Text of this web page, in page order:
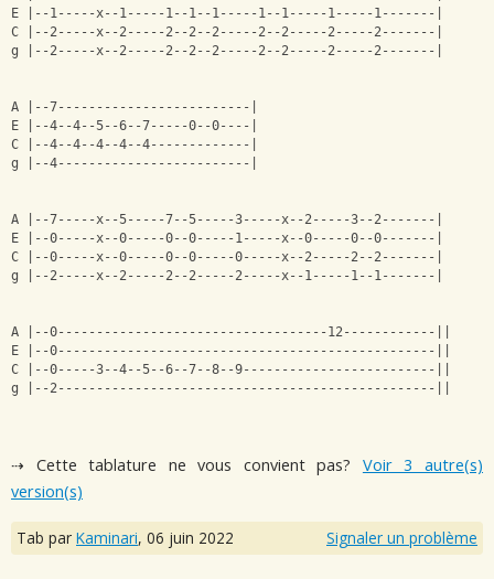
E |--1-----x--1-----1--1--1-----1--1-----1-----1-------|
C |--2-----x--2-----2--2--2-----2--2-----2-----2-------|
g |--2-----x--2-----2--2--2-----2--2-----2-----2-------|
A |--7-------------------------|
E |--4--4--5--6--7-----0--0----|
C |--4--4--4--4--4-------------|
g |--4-------------------------|
A |--7-----x--5-----7--5-----3-----x--2-----3--2-------|
E |--0-----x--0-----0--0-----1-----x--0-----0--0-------|
C |--0-----x--0-----0--0-----0-----x--2-----2--2-------|
g |--2-----x--2-----2--2-----2-----x--1-----1--1-------|
A |--0-----------------------------------12------------||
E |--0-------------------------------------------------||
C |--0-----3--4--5--6--7--8--9-------------------------||
g |--2-------------------------------------------------||
⇢ Cette tablature ne vous convient pas? Voir 3 autre(s)
version(s)
Tab par Kaminari, 06 juin 2022 Signaler un problème